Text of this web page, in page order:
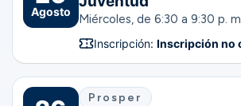
Agosto
Miércoles, de 6:30 a 9:30 p.
Inscripción: Inscripción no
Prosper